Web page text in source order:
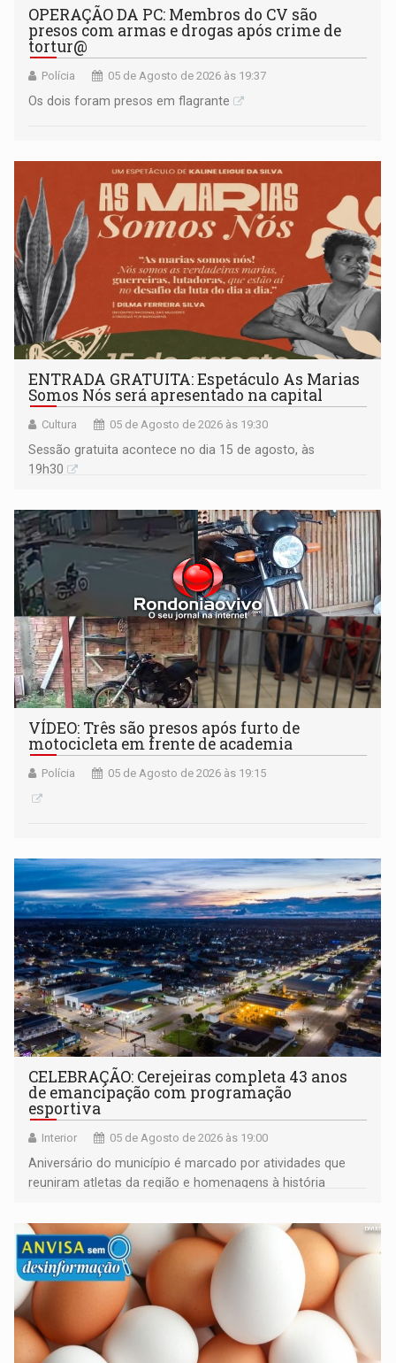
OPERAÇÃO DA PC: Membros do CV são
presos com armas e drogas após crime de
tortur@
Polícia 05 de Agosto de 2026 às 19:37
Os dois foram presos em flagrante
ENTRADA GRATUITA: Espetáculo As Marias
Somos Nós será apresentado na capital
Cultura 05 de Agosto de 2026 às 19:30
Sessão gratuita acontece no dia 15 de agosto, às
19h30
VÍDEO: Três são presos após furto de
motocicleta em frente de academia
Polícia 05 de Agosto de 2026 às 19:15
CELEBRAÇÃO: Cerejeiras completa 43 anos
de emancipação com programação
esportiva
Interior 05 de Agosto de 2026 às 19:00
Aniversário do município é marcado por atividades que
reuniram atletas da região e homenagens à história